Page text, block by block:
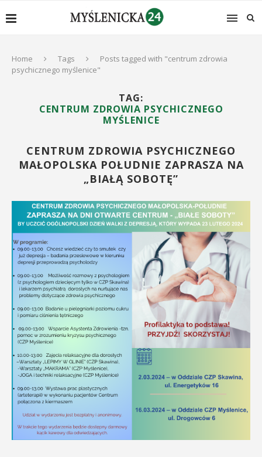
Home Tags
Posts tagged with "centrum zdrowia
psychicznego myślenice"
TAG:
CENTRUM ZDROWIA PSYCHICZNEGO
MYŚLENICE
CENTRUM ZDROWIA PSYCHICZNEGO
MAŁOPOLSKA POŁUDNIE ZAPRASZA NA
„BIAŁĄ SOBOTĘ”